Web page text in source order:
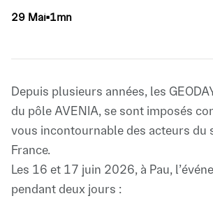
29 Mai▪1mn
Depuis plusieurs années, les
du pôle AVENIA, se sont imposés
vous incontournable des acteurs du
France.
Les 16 et 17 juin 2026, à Pau,
pendant deux jours :